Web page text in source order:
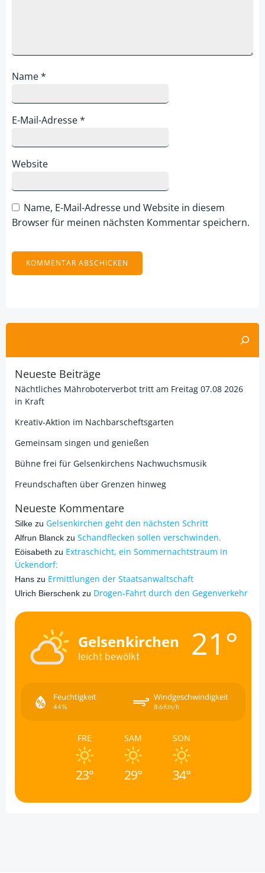
Name*
E-Mail-Adresse*
Website
Name, E-Mail-Adresse und Website in diesem
Browser für meinen nächsten Kommentar speichern.
Neueste Beiträge
Nächtliches Mähroboterverbot tritt am Freitag 07.08 2026
in Kraft
Kreativ-Aktion im Nachbarscheftsgarten
Gemeinsam singen und genießen
Bühne frei für Gelsenkirchens Nachwuchsmusik
Freundschaften über Grenzen hinweg
Neueste Kommentare
Silke zu Gelsenkirchen geht den nächsten Schritt
Alfrun Blanck zu Schandflecken sollen verschwinden.
Eöisabeth zu Extraschicht, ein Sommernachtstraum in
Ückendorf:
Hans zu Ermittlungen der Staatsanwaltschaft
Ulrich Bierschenk zu Drogen-Fahrt durch den Gegenverkehr
Gelsenkirchen
leicht bewölkt 21°
Feuchtigkeit
44%
Windgeschwindigkeit
8.6Km/h
FRE
23°
SAM
29°
SON
34°